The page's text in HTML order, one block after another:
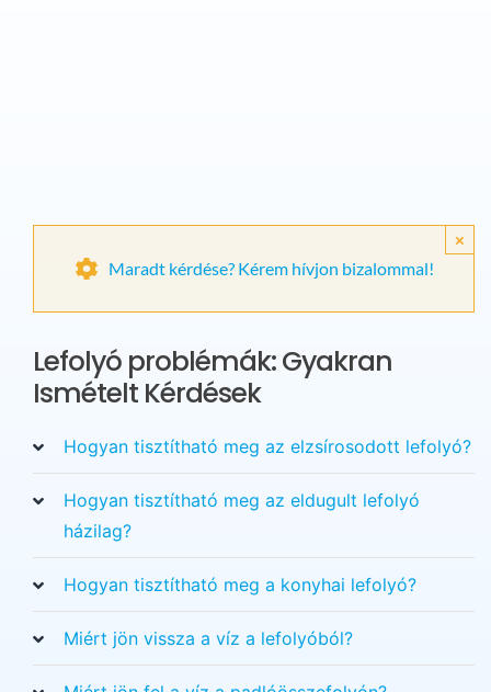
Maradt kérdése? Kérem hívjon bizalommal!
×
Lefolyó problémák: Gyakran
Ismételt Kérdések
Hogyan tisztítható meg az elzsírosodott lefolyó?
Hogyan tisztítható meg az eldugult lefolyó
házilag?
Hogyan tisztítható meg a konyhai lefolyó?
Miért jön vissza a víz a lefolyóból?